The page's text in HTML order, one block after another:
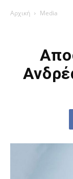
Αρχική Media